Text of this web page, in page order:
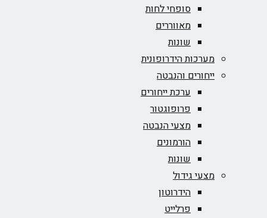
סופחי לחות
מאווררים
שונות
מערכות הידרופונית
ייחורים והנבטה
ערכת ייחורים
פרופוגטור
מצעי הנבטה
הורמונים
שונות
מצעי גידול
הידרוטון
פרלייט